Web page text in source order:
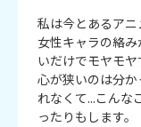
私は今とあるア
女性キャラの絡
いだけでモヤモ
心が狭いのは分
れなくて...こんな
ったりもします。